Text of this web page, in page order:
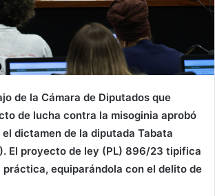
de la Cámara de Diputados que
de lucha contra la misoginia aprobó
dictamen de la diputada Tabata
El proyecto de ley (PL) 896/23 tipifica
equiparándola con el delito de